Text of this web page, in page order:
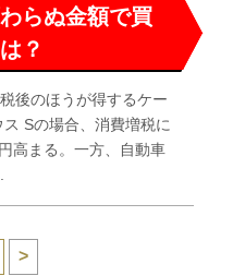
らぬ金額で買
？
後のほうが得するケー
Sの場合、消費増税に
高まる。一方、自動車
>